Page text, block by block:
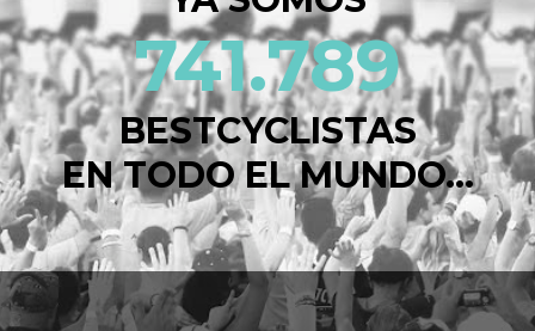
741.789
BESTCYCLISTAS
EN TODO EL MUNDO...